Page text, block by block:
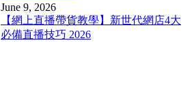
June 9, 2026
【網上直播帶貨教學】新世代網店4大
必備直播技巧 2026